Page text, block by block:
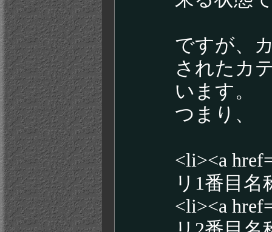
ですが、
されたカ
います。
つまり、
<li><a
リ1番目名
<li><a